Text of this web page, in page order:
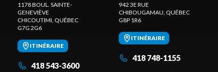
1178 BOUL. SAINTE-
GENEVIÈVE
CHICOUTIMI , QUÉBEC
G7G 2G6
ITINÉRAIRE
418 543-3600
942 3E RUE
CHIBOUGAMAU , QUÉBEC
G8P 1R6
ITINÉRAIRE
418 748-1155